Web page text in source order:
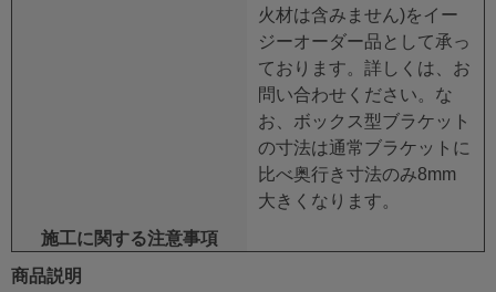
火材は含みません)をイー
ジーオーダー品として承っ
ております。詳しくは、お
問い合わせください。な
お、ボックス型ブラケット
の寸法は通常ブラケットに
比べ奥行き寸法のみ8mm
大きくなります。
施工に関する注意事項
商品説明